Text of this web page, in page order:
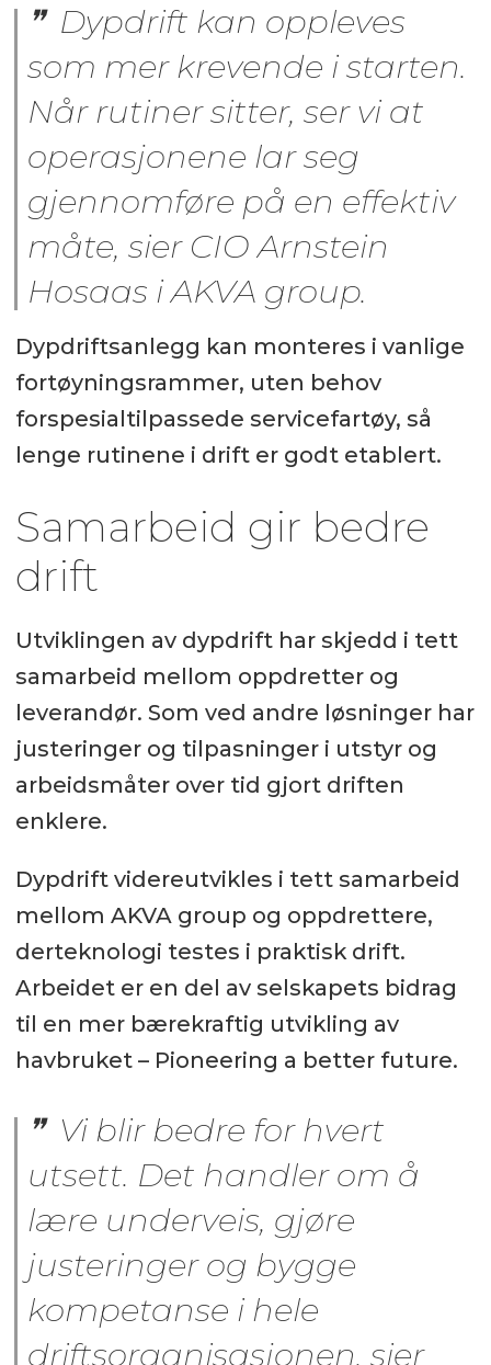
Dypdrift kan oppleves
som mer krevende i starten.
Når rutiner sitter, ser vi at
operasjonene lar seg
gjennomføre på en effektiv
måte, sier CIO Arnstein
Hosaas i AKVA group.
Dypdriftsanlegg kan monteres i vanlige
fortøyningsrammer, uten behov
forspesialtilpassede servicefartøy, så
lenge rutinene i drift er godt etablert.
Samarbeid gir bedre
drift
Utviklingen av dypdrift har skjedd i tett
samarbeid mellom oppdretter og
leverandør. Som ved andre løsninger har
justeringer og tilpasninger i utstyr og
arbeidsmåter over tid gjort driften
enklere.
Dypdrift videreutvikles i tett samarbeid
mellom AKVA group og oppdrettere,
derteknologi testes i praktisk drift.
Arbeidet er en del av selskapets bidrag
til en mer bærekraftig utvikling av
havbruket – Pioneering a better future.
Vi blir bedre for hvert
utsett. Det handler om å
lære underveis, gjøre
justeringer og bygge
kompetanse i hele
driftsorganisasjonen, sier